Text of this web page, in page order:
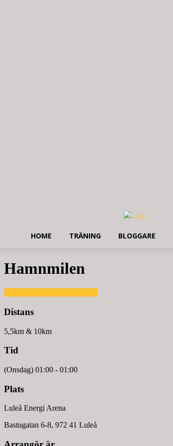
HOME TRÄNING BLOGGARE
Hamnmilen
Distans
5,5km & 10km
Tid
(Onsdag) 01:00 - 01:00
Plats
Luleå Energi Arena
Bastugatan 6-8, 972 41 Luleå